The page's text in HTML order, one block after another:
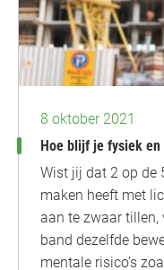
8 oktober 2021
Hoe blijf je fysiek
Wist jij dat 2 op de
maken heeft met
aan te zwaar tillen,
band dezelfde
mentale risico’s